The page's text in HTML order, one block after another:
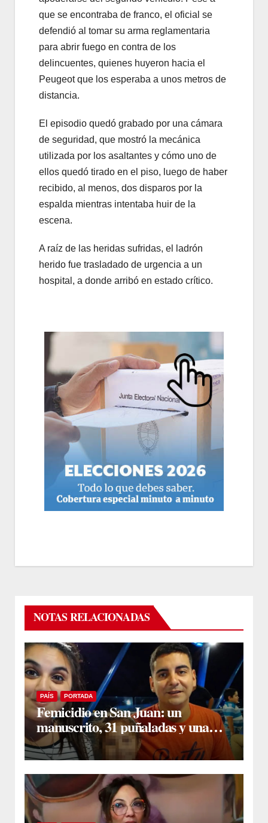
que se encontraba de franco, el oficial se
defendió al tomar su arma reglamentaria
para abrir fuego en contra de los
delincuentes, quienes huyeron hacia el
Peugeot que los esperaba a unos metros de
distancia.
El episodio quedó grabado por una cámara
de seguridad, que mostró la mecánica
utilizada por los asaltantes y cómo uno de
ellos quedó tirado en el piso, luego de haber
recibido, al menos, dos disparos por la
espalda mientras intentaba huir de la
escena.
A raíz de las heridas sufridas, el ladrón
herido fue trasladado de urgencia a un
hospital, a donde arribó en estado crítico.
NOTAS RELACIONADAS
PAÍS PORTADA
Femicidio en San Juan: un
manuscrito, 31 puñaladas y una
denuncia previa complican la
situación del acusado